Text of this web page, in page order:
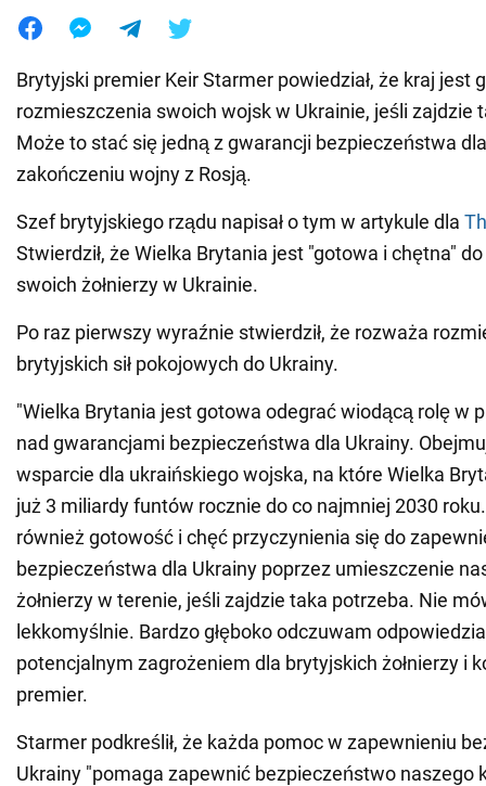
Brytyjski premier Keir Starmer powiedział, że kraj jest
rozmieszczenia swoich wojsk w Ukrainie, jeśli zajdzie
Może to stać się jedną z gwarancji bezpieczeństwa
zakończeniu wojny z Rosją.
Szef brytyjskiego rządu napisał o tym w artykule dla
Stwierdził, że Wielka Brytania jest "gotowa i chętna"
swoich żołnierzy w Ukrainie.
Po raz pierwszy wyraźnie stwierdził, że rozważa
brytyjskich sił pokojowych do Ukrainy.
"Wielka Brytania jest gotowa odegrać wiodącą rolę w
nad gwarancjami bezpieczeństwa dla Ukrainy.
wsparcie dla ukraińskiego wojska, na które Wielka
już 3 miliardy funtów rocznie do co najmniej 2030
również gotowość i chęć przyczynienia się do
bezpieczeństwa dla Ukrainy poprzez umieszczenie
żołnierzy w terenie, jeśli zajdzie taka potrzeba. Nie
lekkomyślnie. Bardzo głęboko odczuwam
potencjalnym zagrożeniem dla brytyjskich żołnierzy i
premier.
Starmer podkreślił, że każda pomoc w zapewnieniu
Ukrainy "pomaga zapewnić bezpieczeństwo naszego